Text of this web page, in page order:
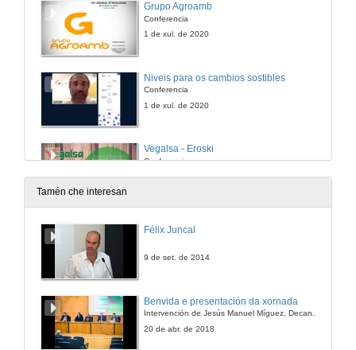
Grupo Agroamb
Conferencia
1 de xul. de 2020
Niveis para os cambios sostibles
Conferencia
1 de xul. de 2020
Vegalsa - Eroski
Conferencia
1 de xul. de 2020
1 de xul. de 2020
Tamén che interesan
Félix Juncal
9 de set. de 2014
Benvida e presentación da xornada
Intervención de Jesús Manuel Míguez, Decano da Facultade de Bioloxía
20 de abr. de 2018